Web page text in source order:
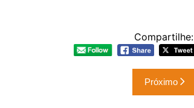
Compartilhe:
Próximo